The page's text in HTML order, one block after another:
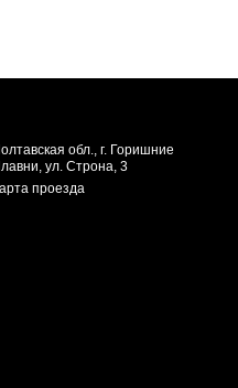
обл., г. Горишние
ул. Строна, 3
проезда